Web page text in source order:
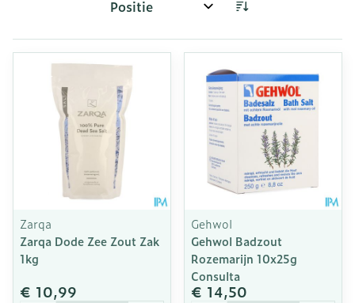
Sorteer op:
Zarqa
Zarqa Dode Zee Zout Zak
1kg
€ 10,99
Gehwol
Gehwol Badzout
Rozemarijn 10x25g
Consulta
€ 14,50